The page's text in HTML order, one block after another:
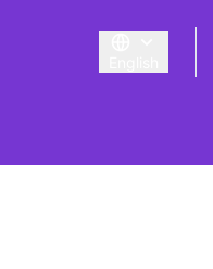
Triar la llengua